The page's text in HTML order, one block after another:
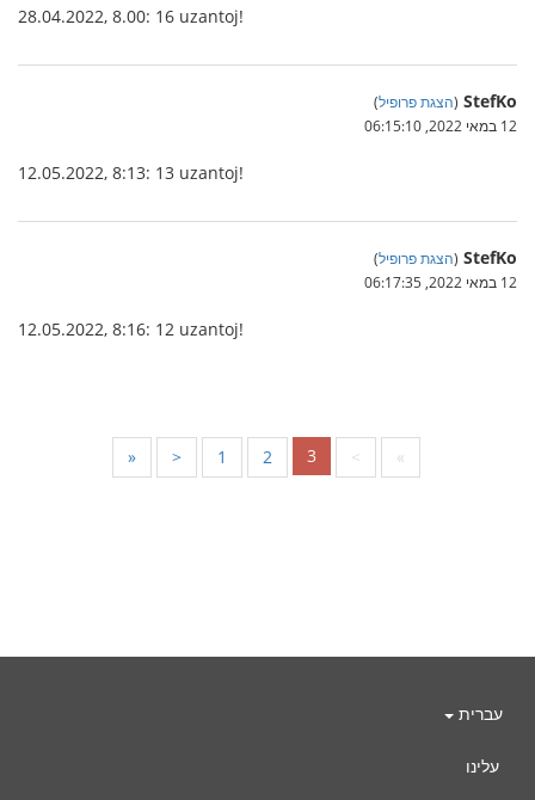
28.04.2022, 8.00: 16 uzantoj!
StefKo
(הצגת פרופיל)
12 במאי 2022, 06:15:10
12.05.2022, 8:13: 13 uzantoj!
StefKo
(הצגת פרופיל)
12 במאי 2022, 06:17:35
12.05.2022, 8:16: 12 uzantoj!
« < 1 2 3 > »
עברית
עלינו